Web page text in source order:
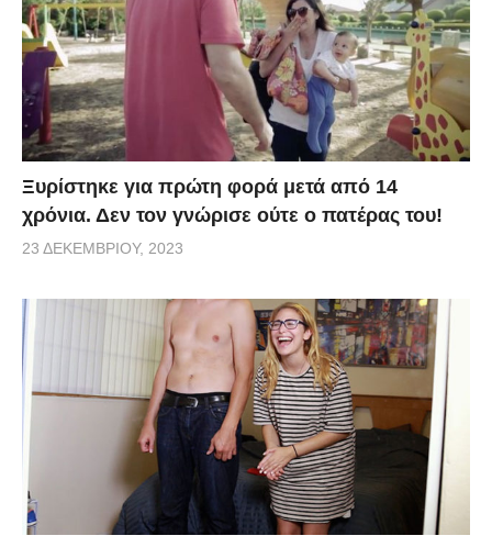
Ξυρίστηκε για πρώτη φορά μετά από 14
χρόνια. Δεν τον γνώρισε ούτε ο πατέρας του!
23 ΔΕΚΕΜΒΡΊΟΥ, 2023